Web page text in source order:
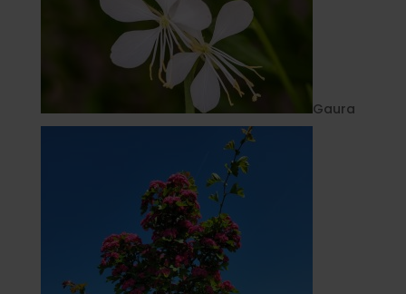
Gaura